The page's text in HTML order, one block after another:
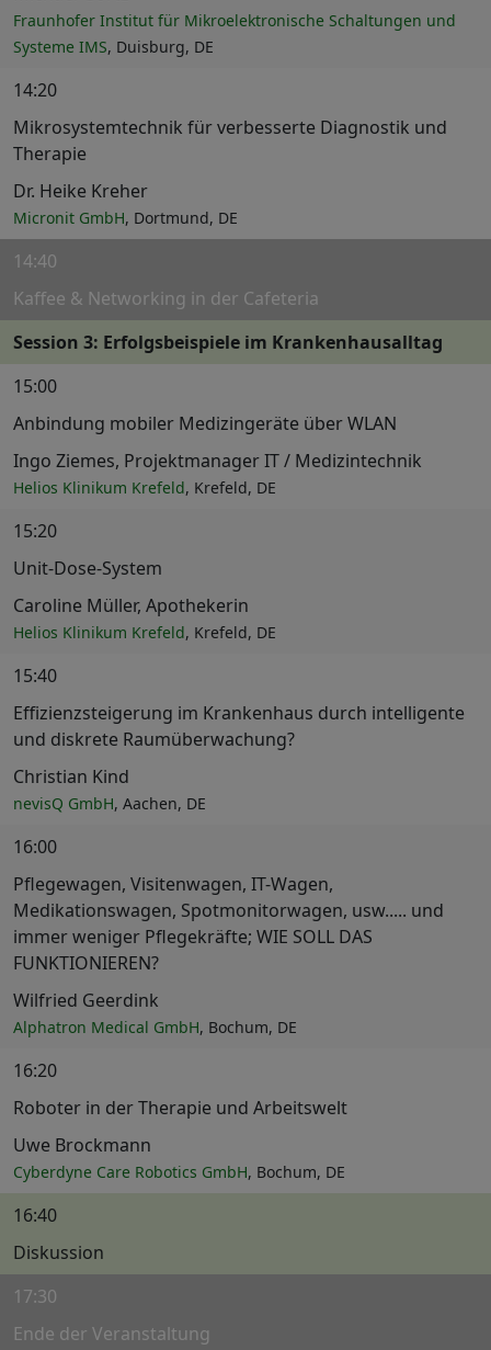
Fraunhofer Institut für Mikroelektronische Schaltungen und
Systeme IMS, Duisburg, DE
14:20
Mikrosystemtechnik für verbesserte Diagnostik und
Therapie
Dr. Heike Kreher
Micronit GmbH, Dortmund, DE
14:40
Kaffee & Networking in der Cafeteria
Session 3: Erfolgsbeispiele im Krankenhausalltag
15:00
Anbindung mobiler Medizingeräte über WLAN
Ingo Ziemes, Projektmanager IT / Medizintechnik
Helios Klinikum Krefeld, Krefeld, DE
15:20
Unit-Dose-System
Caroline Müller, Apothekerin
Helios Klinikum Krefeld, Krefeld, DE
15:40
Effizienzsteigerung im Krankenhaus durch intelligente
und diskrete Raumüberwachung?
Christian Kind
nevisQ GmbH, Aachen, DE
16:00
Pflegewagen, Visitenwagen, IT-Wagen,
Medikationswagen, Spotmonitorwagen, usw..... und
immer weniger Pflegekräfte; WIE SOLL DAS
FUNKTIONIEREN?
Wilfried Geerdink
Alphatron Medical GmbH, Bochum, DE
16:20
Roboter in der Therapie und Arbeitswelt
Uwe Brockmann
Cyberdyne Care Robotics GmbH, Bochum, DE
16:40
Diskussion
17:30
Ende der Veranstaltung